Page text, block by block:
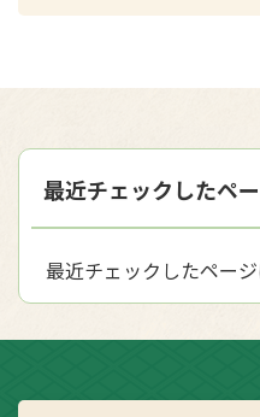
最近チェックしたペ
最近チェックしたページ